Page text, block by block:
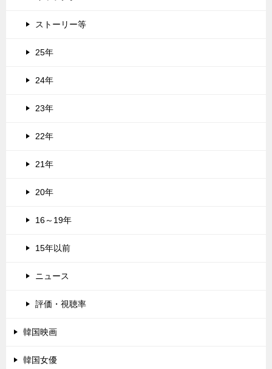
ストーリー等
25年
24年
23年
22年
21年
20年
16～19年
15年以前
ニュース
評価・視聴率
韓国映画
韓国女優